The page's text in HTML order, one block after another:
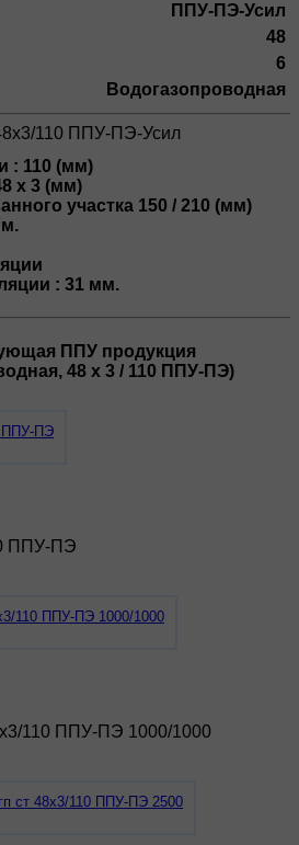
ППУ-ПЭ-Усил
48
6
Водогазопроводная
: 110 (мм)
х 3 (мм)
участка 150 / 210 (мм)
м.
: 31 мм.
ППУ продукция
48 х 3 / 110 ППУ-ПЭ)
ППУ-ПЭ
110 ППУ-ПЭ 1000/1000